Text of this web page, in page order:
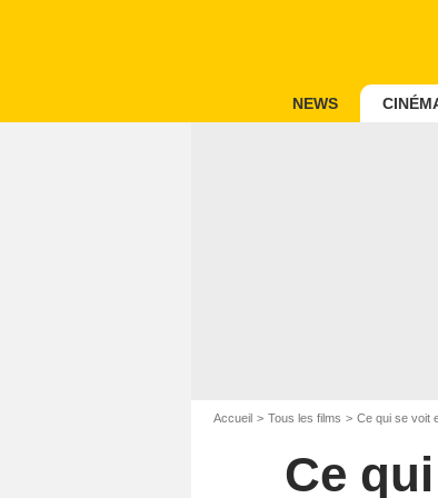
NEWS
Accueil Tous les films Ce qui se voit
Ce